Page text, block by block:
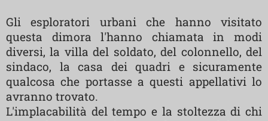
Gli esploratori urbani che hanno visitato
questa dimora l'hanno chiamata in modi
diversi, la villa del soldato, del colonnello, del
sindaco, la casa dei quadri e sicuramente
qualcosa che portasse a questi appellativi lo
avranno trovato.
L'implacabilità del tempo e la stoltezza di chi